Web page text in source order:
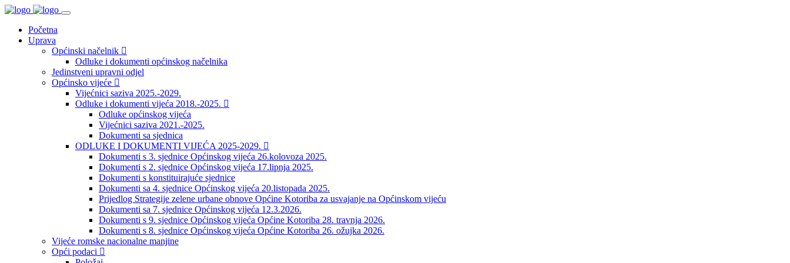
Početna
Uprava
Općinski načelnik
Odluke i dokumenti općinskog načelnika
Jedinstveni upravni odjel
Općinsko vijeće
Vijećnici saziva 2025.-2029.
Odluke i dokumenti vijeća 2018.-2025.
Odluke općinskog vijeća
Vijećnici saziva 2021.-2025.
Dokumenti sa sjednica
ODLUKE I DOKUMENTI VIJEĆA 2025-2029.
Dokumenti s 3. sjednice Općinskog vijeća 26.kolovoza 2025.
Dokumenti s 2. sjednice Općinskog vijeća 17.lipnja 2025.
Dokumenti s konstituirajuće sjednice
Dokumenti sa 4. sjednice Općinskog vijeća 20.listopada 2025.
Prijedlog Strategije zelene urbane obnove Općine Kotoriba za usvajanje na Općinskom vijeću
Dokumenti sa 7. sjednice Općinskog vijeća 12.3.2026.
Dokumenti s 9. sjednice Općinskog vijeća Općine Kotoriba 28. travnja 2026.
Dokumenti s 8. sjednice Općinskog vijeća Općine Kotoriba 26. ožujka 2026.
Vijeće romske nacionalne manjine
Opći podaci